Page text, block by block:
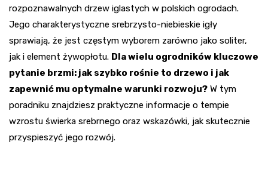
rozpoznawalnych drzew iglastych w polskich ogrodach.
Jego charakterystyczne srebrzysto-niebieskie igły
sprawiają, że jest częstym wyborem zarówno jako soliter,
jak i element żywopłotu. Dla wielu ogrodników kluczowe
pytanie brzmi: jak szybko rośnie to drzewo i jak
zapewnić mu optymalne warunki rozwoju? W tym
poradniku znajdziesz praktyczne informacje o tempie
wzrostu świerka srebrnego oraz wskazówki, jak skutecznie
przyspieszyć jego rozwój.